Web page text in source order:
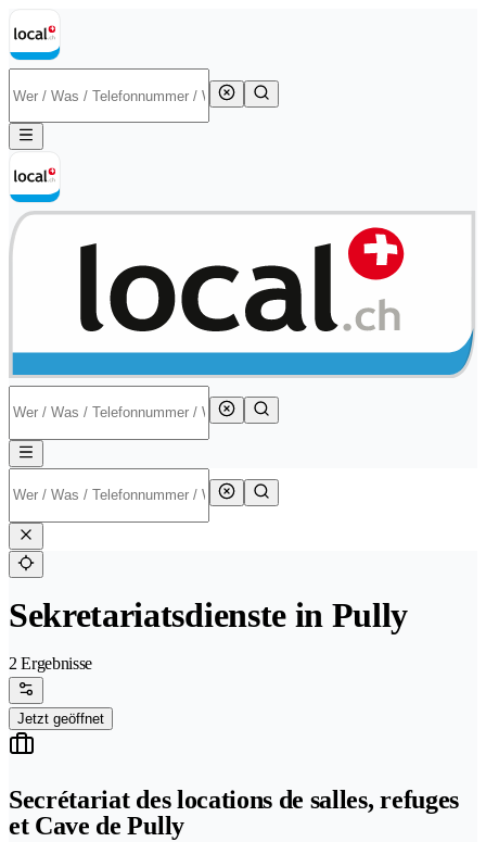
Sekretariatsdienste in Pully
2 Ergebnisse
Jetzt geöffnet
Secrétariat des locations de salles, refuges
et Cave de Pully